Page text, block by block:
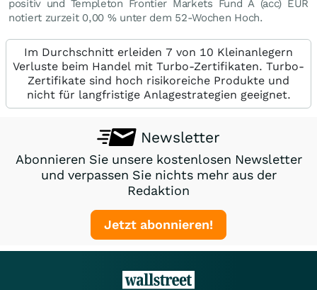
positiv und Templeton Frontier Markets Fund A (acc) EUR
notiert zurzeit 0,00 %unter dem 52-Wochen Hoch.
Im Durchschnitt erleiden 7 von 10 Kleinanlegern
Verluste beim Handel mit Turbo-Zertifikaten. Turbo-
Zertifikate sind hoch risikoreiche Produkte und
nicht für langfristige Anlagestrategien geeignet.
Newsletter
Abonnieren Sie unsere kostenlosen Newsletter
und verpassen Sie nichts mehr aus der
Redaktion
Jetzt abonnieren!